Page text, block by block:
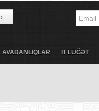
AVADANLIQLAR IT LÜĞƏT